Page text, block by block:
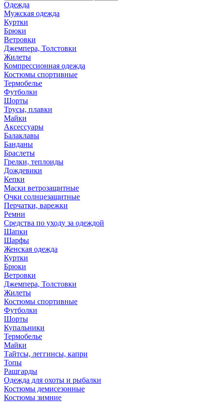
Одежда
Мужская одежда
Куртки
Брюки
Ветровки
Джемпера, Толстовки
Жилеты
Компрессионная одежда
Костюмы спортивные
Термобелье
Футболки
Шорты
Трусы, плавки
Майки
Аксессуары
Балаклавы
Банданы
Браслеты
Грелки, теплоиды
Дождевики
Кепки
Маски ветрозащитные
Очки солнцезащитные
Перчатки, варежки
Ремни
Средства по уходу за одеждой
Шапки
Шарфы
Женская одежда
Куртки
Брюки
Ветровки
Джемпера, Толстовки
Жилеты
Костюмы спортивные
Футболки
Шорты
Купальники
Термобелье
Майки
Тайтсы, леггинсы, капри
Топы
Рашгарды
Одежда для охоты и рыбалки
Костюмы демисезонные
Костюмы зимние